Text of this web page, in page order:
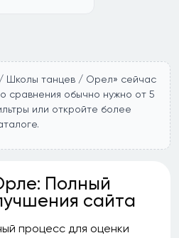
/ Школы танцев / Орел» сейчас
сравнения обычно нужно от 5
или откройте более
Полный
сайта
процесс для оценки